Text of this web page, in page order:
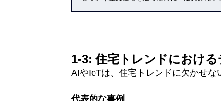
1-3: 住宅トレンドにおける
AIやIoTは、住宅トレンドに欠かせな
代表的な事例